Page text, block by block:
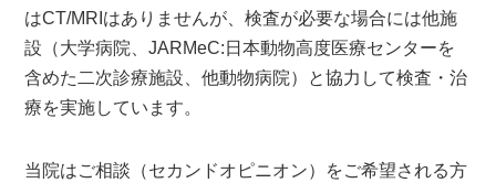
はCT/MRIはありませんが、検査が必要な場合には他施
設（大学病院、JARMeC:日本動物高度医療センターを
含めた二次診療施設、他動物病院）と協力して検査・治
療を実施しています。
当院はご相談（セカンドオピニオン）をご希望される方